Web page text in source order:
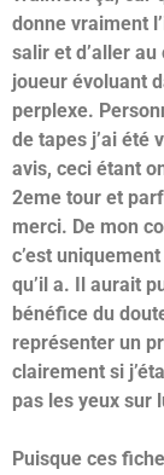
donne vraiment
salir et d’aller
joueur évoluant
perplexe.
de tapes j’ai été
avis, ceci étant
2eme tour et
merci. De mon
c’est
qu’il a. Il aurait
bénéfice du
représenter un
clairement si
pas les yeux sur
Puisque ces